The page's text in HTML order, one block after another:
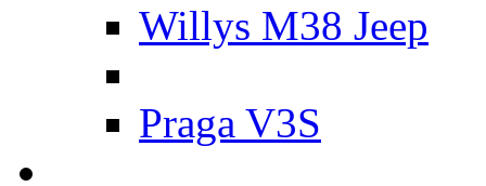
Willys M38 Jeep
Praga V3S